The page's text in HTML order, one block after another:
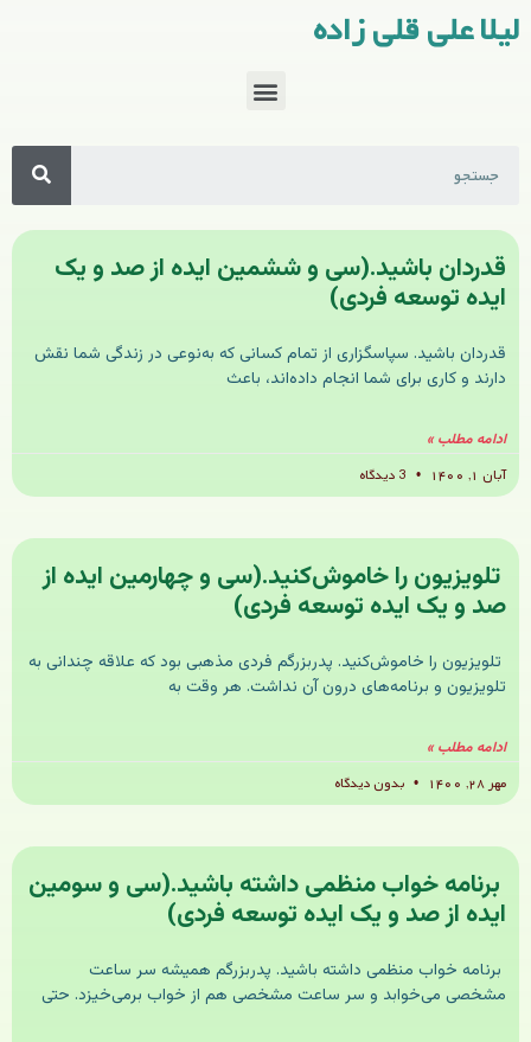
لیلا علی قلی زاده
قدردان باشید.(سی و ششمین ایده از صد و یک
ایده توسعه فردی)
قدردان باشید. سپاسگزاری از تمام کسانی که به‌نوعی در زندگی شما نقش
دارند و کاری برای شما انجام داده‌اند، باعث
ادامه مطلب »
آبان ۱, ۱۴۰۰
تلویزیون را خاموش‌کنید.(سی و چهارمین ایده از
صد و یک ایده توسعه فردی)
تلویزیون را خاموش‌کنید. پدربزرگم فردی مذهبی بود که علاقه چندانی به
تلویزیون و برنامه‌های درون آن نداشت. هر وقت به
ادامه مطلب »
مهر ۲۸, ۱۴۰۰
بدون دیدگاه
برنامه خواب منظمی داشته باشید.(سی و سومین
ایده از صد و یک ایده توسعه فردی)
برنامه خواب منظمی داشته باشید. پدربزرگم همیشه سر ساعت
مشخصی می‌خوابد و سر ساعت مشخصی هم از خواب برمی‌خیزد. حتی